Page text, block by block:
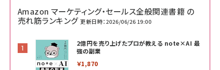
Amazon マーケティング・セールス全般関連書籍 の
売れ筋ランキング 更新日時：2026/06/26 19:00
2億円を売り上げたプロが教える note×AI 最
強の副業
￥1,870